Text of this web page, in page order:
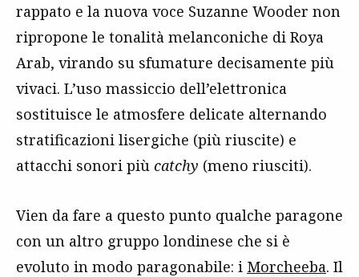
rappato e la nuova voce Suzanne Wooder non
ripropone le tonalità melanconiche di Roya
Arab, virando su sfumature decisamente più
vivaci. L’uso massiccio dell’elettronica
sostituisce le atmosfere delicate alternando
stratificazioni lisergiche (più riuscite) e
attacchi sonori più catchy (meno riusciti).
Vien da fare a questo punto qualche paragone
con un altro gruppo londinese che si è
evoluto in modo paragonabile: i Morcheeba. Il